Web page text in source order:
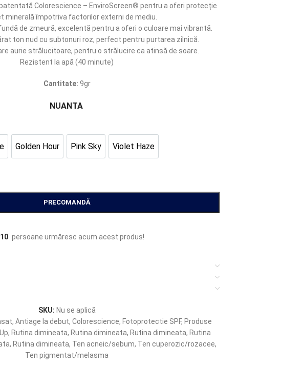
Colorescience – EnviroScreen® pentru a oferi protecție
minerală împotriva factorilor externi de mediu.
de zmeură, excelentă pentru a oferi o culoare mai vibrantă.
ton nud cu subtonuri roz, perfect pentru purtarea zilnică.
aurie strălucitoare, pentru o strălucire ca atinsă de soare.
Rezistent la apă (40 minute)
Cantitate: 9gr
NUANTA
Golden Hour
Golden HourPink Sky
Pink Sky Violet Haze
Violet Haze
PRECOMANDĂ
10 persoane urmăresc acum acest produs!
SKU: Nu se aplică
, Antiage la debut, Colorescience, Fotoprotectie SPF, Produse
, Rutina dimineata, Rutina dimineata, Rutina dimineata, Rutina
, Rutina dimineata, Ten acneic/sebum, Ten cuperozic/rozacee,
Ten pigmentat/melasma